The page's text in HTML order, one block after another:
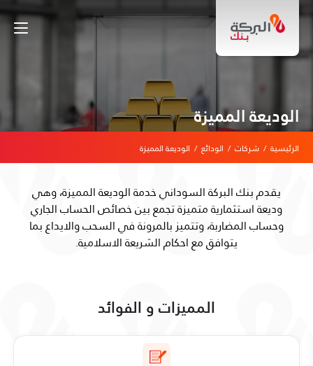
الوديعة المميزة
الرئيسية / شركات / الودائع / الوديعة المميزة
يقدم بنك البركة السوداني خدمة الوديعة المميزة، وهي
وديعة استثمارية متميزة تجمع بين خصائص الحساب الجاري
وحساب المضاربة، وتتميز بالمرونة في السحب والايداع بما
يتوافق مع احكام الشريعة الاسلامية.
المميزات و الفوائد